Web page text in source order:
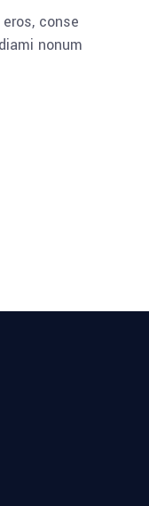
conse
nonum